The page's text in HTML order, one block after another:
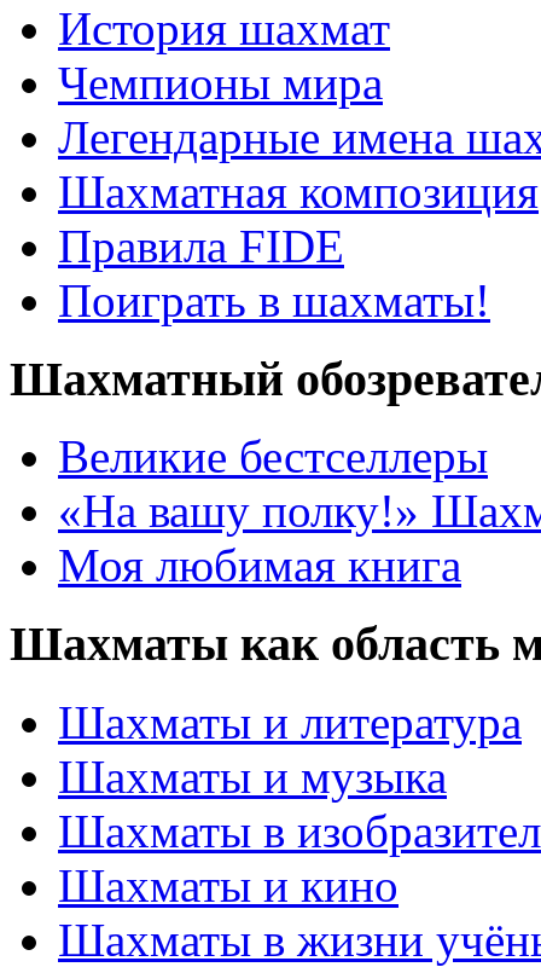
История шахмат
Чемпионы мира
Легендарные имена
Шахматная композиция
Правила FIDE
Поиграть в шахматы!
Шахматный
Великие бестселлеры
«На вашу полку!»
Моя любимая книга
Шахматы как область
Шахматы и литература
Шахматы и музыка
Шахматы в
Шахматы и кино
Шахматы в жизни